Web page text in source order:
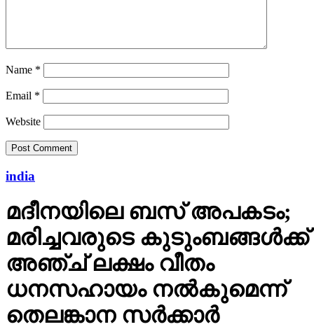
Name *
Email *
Website
india
മദീനയിലെ ബസ് അപകടം;
മരിച്ചവരുടെ കുടുംബങ്ങള്‍ക്ക്
അഞ്ച് ലക്ഷം വീതം
ധനസഹായം നല്‍കുമെന്ന്
തെലങ്കാന സര്‍ക്കാര്‍